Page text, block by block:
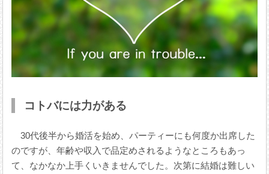
コトバには力がある
30代後半から婚活を始め、パーティーにも何度か出席した
のですが、年齢や収入で品定めされるようなところもあっ
て、なかなか上手くいきませんでした。次第に結婚は難しい